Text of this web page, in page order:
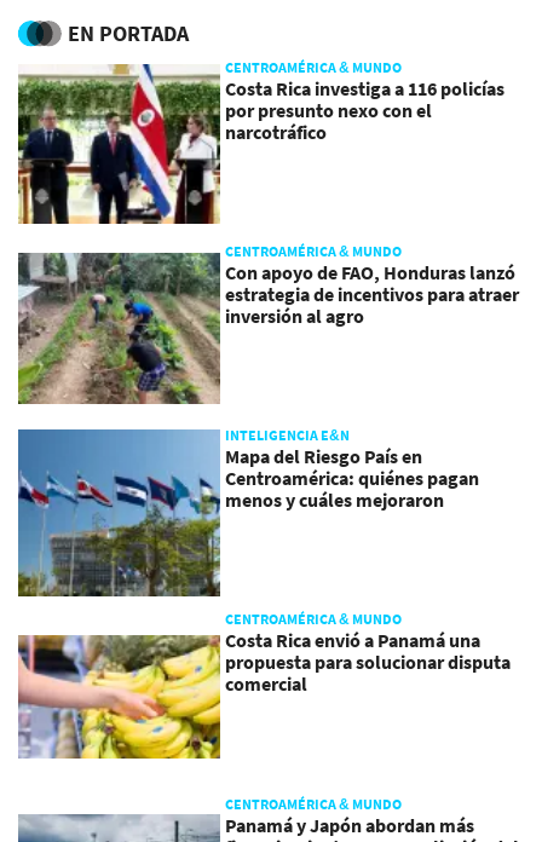
EN PORTADA
CENTROAMÉRICA & MUNDO
Costa Rica investiga a 116 policías
por presunto nexo con el
narcotráfico
CENTROAMÉRICA & MUNDO
Con apoyo de FAO, Honduras lanzó
estrategia de incentivos para atraer
inversión al agro
INTELIGENCIA E&N
Mapa del Riesgo País en
Centroamérica: quiénes pagan
menos y cuáles mejoraron
CENTROAMÉRICA & MUNDO
Costa Rica envió a Panamá una
propuesta para solucionar disputa
comercial
CENTROAMÉRICA & MUNDO
Panamá y Japón abordan más